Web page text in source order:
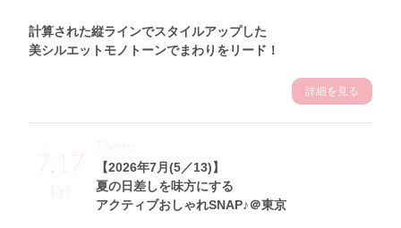
計算された縦ラインでスタイルアップした
美シルエットモノトーンでまわりをリード！
詳細を見る
7.17
Fri
【2026年7月(5／13)】
夏の日差しを味方にする
アクティブおしゃれSNAP♪＠東京
Theme